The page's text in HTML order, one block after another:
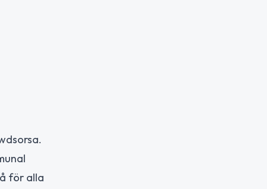
för alla